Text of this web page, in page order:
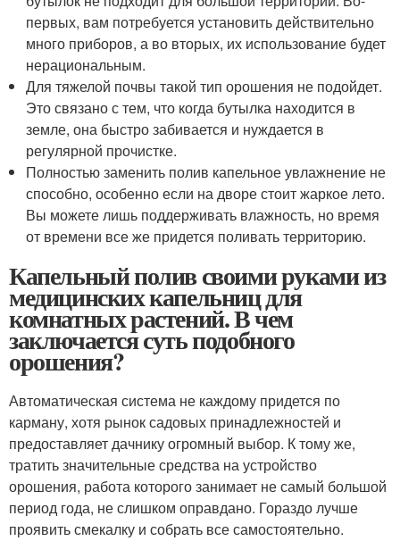
первых, вам потребуется установить действительно
много приборов, а во вторых, их использование будет
нерациональным.
Для тяжелой почвы такой тип орошения не подойдет.
Это связано с тем, что когда бутылка находится в
земле, она быстро забивается и нуждается в
регулярной прочистке.
Полностью заменить полив капельное увлажнение не
способно, особенно если на дворе стоит жаркое лето.
Вы можете лишь поддерживать влажность, но время
от времени все же придется поливать территорию.
Капельный полив своими руками из
медицинских капельниц для
комнатных растений. В чем
заключается суть подобного
орошения?
Автоматическая система не каждому придется по
карману, хотя рынок садовых принадлежностей и
предоставляет дачнику огромный выбор. К тому же,
тратить значительные средства на устройство
орошения, работа которого занимает не самый большой
период года, не слишком оправдано. Гораздо лучше
проявить смекалку и собрать все самостоятельно.